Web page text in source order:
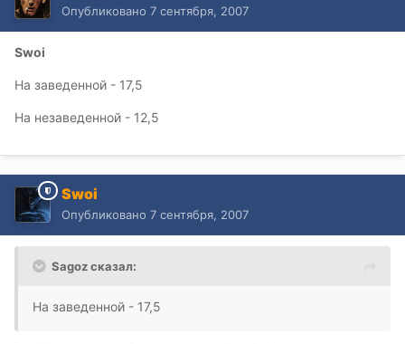
Опубликовано 7 сентября, 2007
Swoi
На заведенной - 17,5
На незаведенной - 12,5
Swoi
Опубликовано 7 сентября, 2007
Sagoz сказал:
На заведенной - 17,5